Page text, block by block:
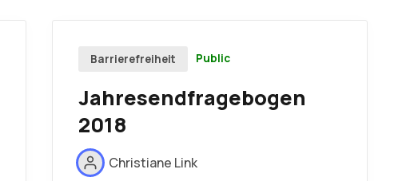
Barrierefreiheit Public
Jahresendfragebogen
2018
Christiane Link